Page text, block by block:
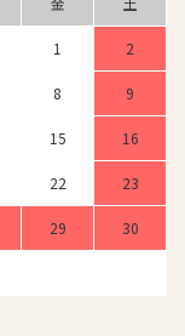
1 2
8 9
15 16
22 23
29 30